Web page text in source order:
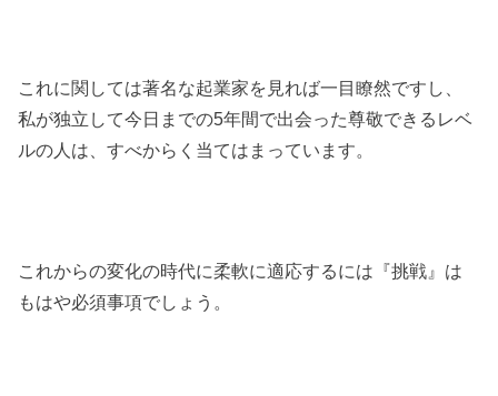
これに関しては著名な起業家を見れば一目瞭然ですし、
私が独立して今日までの5年間で出会った尊敬できるレベ
ルの人は、すべからく当てはまっています。
これからの変化の時代に柔軟に適応するには『挑戦』は
もはや必須事項でしょう。